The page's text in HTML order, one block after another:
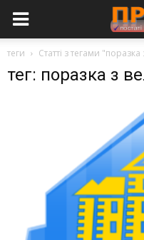
теги Статті з тегами
тег: поразка з